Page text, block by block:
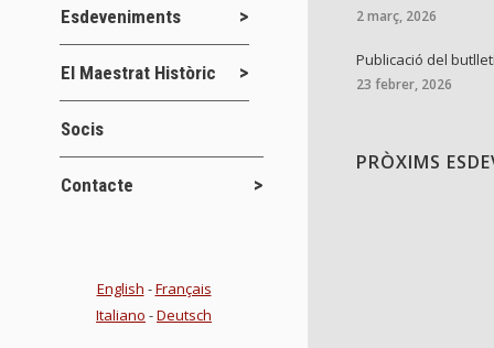
Esdeveniments
El Maestrat Històric
Socis
Contacte
English -Français
Italiano -Deutsch
2 març, 2026
Publicació del
23 febrer, 2026
PRÒXIMS